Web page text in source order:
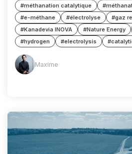
#méthanation catalytique
#e-méthane
#électrolyse
#gaz
#Kanadevia INOVA
#Nature Energy
#hydrogen
#electrolysis
Maxime
(MM) Maxime